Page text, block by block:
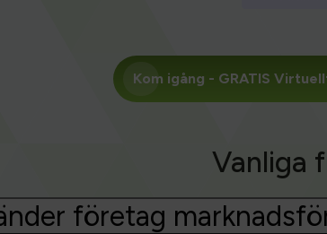
Kom igång - GRATIS
Vanliga
företag